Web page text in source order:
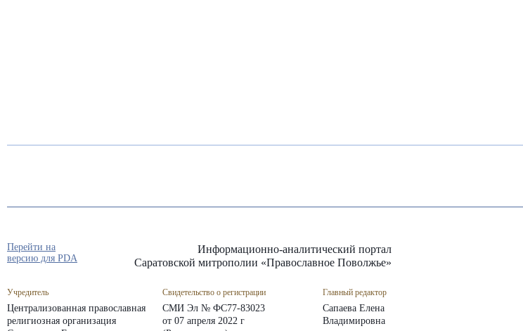
Информационно-аналитический портал
Саратовской митрополии «Православное Поволжье»
Учредитель
Централизованная православная
религиозная организация
Свидетельство о регистрации
СМИ Эл № ФС77-83023
от 07 апреля 2022 г
Главный редактор
Сапаева Елена
Владимировна
Перейти на
версию для PDA